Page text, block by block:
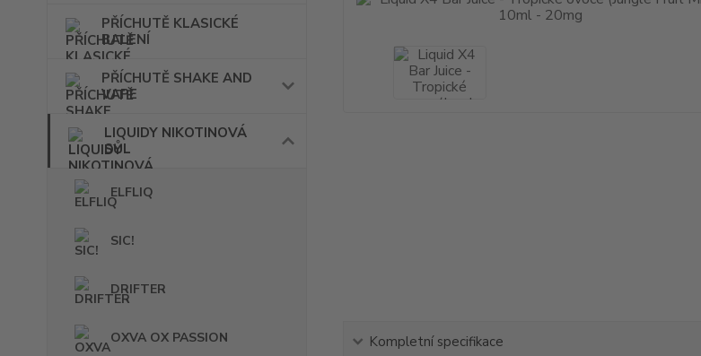
PŘÍCHUTĚ KLASICKÉ
BALENÍ
PŘÍCHUTĚ SHAKE AND
VAPE
LIQUIDY NIKOTINOVÁ
SŮL
ELFLIQ
SIC!
DRIFTER
OXVA OX PASSION Kompletní specifikace